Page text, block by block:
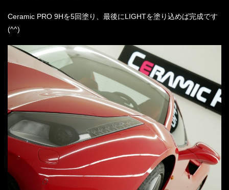
Ceramic PRO 9Hを5回塗り、最後にLIGHTを塗り込めば完成です
(^^)